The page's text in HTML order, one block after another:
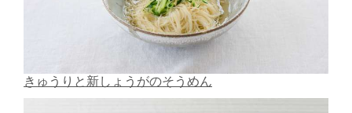
きゅうりと新しょうがのそうめん